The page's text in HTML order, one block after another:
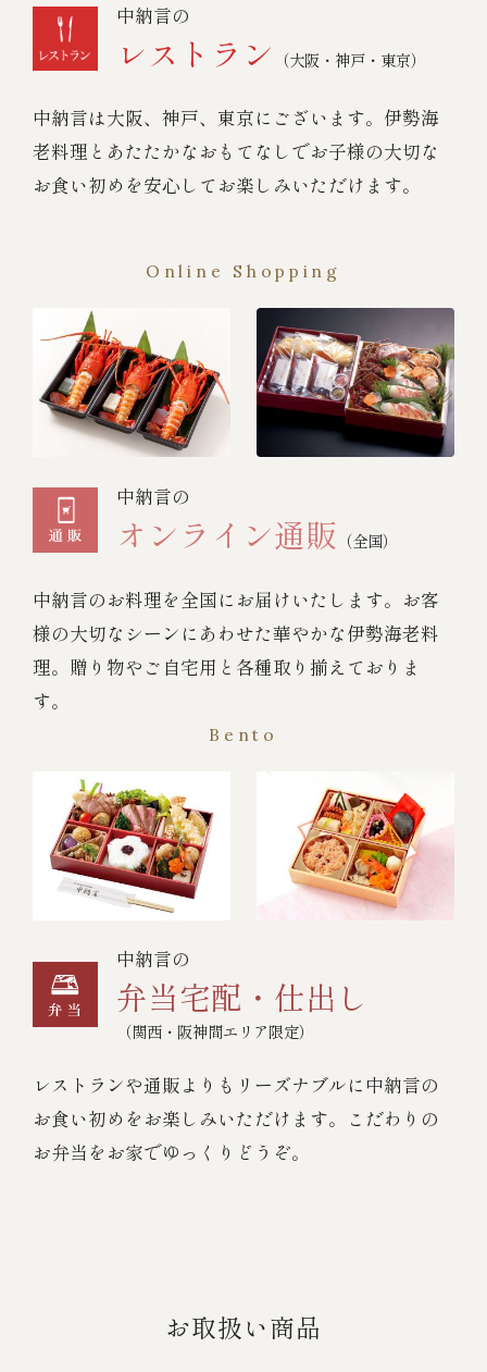
中納言の
レストラン （大阪・神戸・東京）
中納言は大阪、神戸、東京にございます。伊勢海
老料理とあたたかなおもてなしでお子様の大切な
お食い初めを安心してお楽しみいただけます。
Online Shopping
中納言の
オンライン通販 （全国）
中納言のお料理を全国にお届けいたします。お客
様の大切なシーンにあわせた華やかな伊勢海老料
理。贈り物やご自宅用と各種取り揃えておりま
す。
Bento
中納言の
弁当宅配・仕出し
（関西・阪神間エリア限定）
レストランや通販よりもリーズナブルに中納言の
お食い初めをお楽しみいただけます。こだわりの
お弁当をお家でゆっくりどうぞ。
お取扱い商品